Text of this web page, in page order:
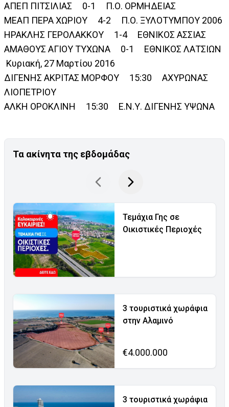
ΑΠΕΠ ΠΙΤΣΙΛΙΑΣ 0-1 Π.Ο. ΟΡΜΗΔΕΙΑΣ
ΜΕΑΠ ΠΕΡΑ ΧΩΡΙΟΥ 4-2 Π.Ο. ΞΥΛΟΤΥΜΠΟΥ 2006
ΗΡΑΚΛΗΣ ΓΕΡΟΛΑΚΚΟΥ 1-4 ΕΘΝΙΚΟΣ ΑΣΣΙΑΣ
ΑΜΑΘΟΥΣ ΑΓΙΟΥ ΤΥΧΩΝΑ 0-1 ΕΘΝΙΚΟΣ ΛΑΤΣΙΩΝ
Κυριακή, 27 Μαρτίου 2016
ΔΙΓΕΝΗΣ ΑΚΡΙΤΑΣ ΜΟΡΦΟΥ 15:30 ΑΧΥΡΩΝΑΣ
ΛΙΟΠΕΤΡΙΟΥ
ΑΛΚΗ ΟΡΟΚΛΙΝΗ 15:30 Ε.Ν.Υ. ΔΙΓΕΝΗΣ ΥΨΩΝΑ
Τα ακίνητα της εβδομάδας
Τεμάχια Γης σε
Οικιστικές Περιοχές
3 τουριστικά χωράφια
στην Αλαμινό
€4.000.000
3 τουριστικά χωράφια